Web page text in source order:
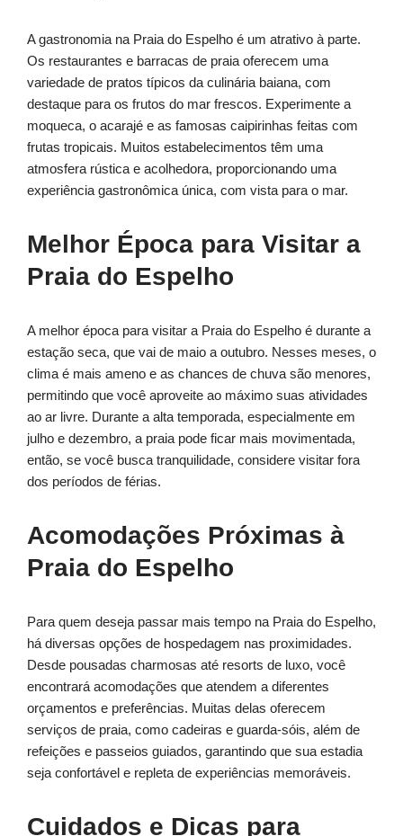
A gastronomia na Praia do Espelho é um atrativo à parte.
Os restaurantes e barracas de praia oferecem uma
variedade de pratos típicos da culinária baiana, com
destaque para os frutos do mar frescos. Experimente a
moqueca, o acarajé e as famosas caipirinhas feitas com
frutas tropicais. Muitos estabelecimentos têm uma
atmosfera rústica e acolhedora, proporcionando uma
experiência gastronômica única, com vista para o mar.
Melhor Época para Visitar a
Praia do Espelho
A melhor época para visitar a Praia do Espelho é durante a
estação seca, que vai de maio a outubro. Nesses meses, o
clima é mais ameno e as chances de chuva são menores,
permitindo que você aproveite ao máximo suas atividades
ao ar livre. Durante a alta temporada, especialmente em
julho e dezembro, a praia pode ficar mais movimentada,
então, se você busca tranquilidade, considere visitar fora
dos períodos de férias.
Acomodações Próximas à
Praia do Espelho
Para quem deseja passar mais tempo na Praia do Espelho,
há diversas opções de hospedagem nas proximidades.
Desde pousadas charmosas até resorts de luxo, você
encontrará acomodações que atendem a diferentes
orçamentos e preferências. Muitas delas oferecem
serviços de praia, como cadeiras e guarda-sóis, além de
refeições e passeios guiados, garantindo que sua estadia
seja confortável e repleta de experiências memoráveis.
Cuidados e Dicas para